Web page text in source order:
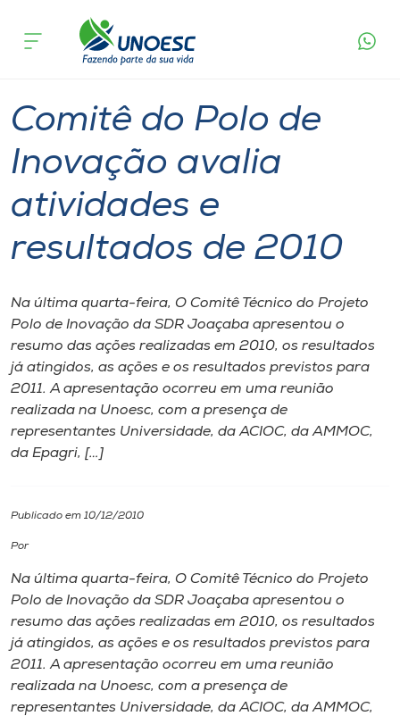
Cursos
Pesquisa
Atendimento ao Estudante
Portal de Ensino
A
Internacionalização
I.nova
Cultura
CPA
Biblioteca
Editora
acontece
Comitê do Polo de
Inovação avalia
atividades e
resultados de 2010
Na última quarta-feira, O Comitê Técnico do Projeto
Polo de Inovação da SDR Joaçaba apresentou o
resumo das ações realizadas em 2010, os resultados
já atingidos, as ações e os resultados previstos para
2011. A apresentação ocorreu em uma reunião
realizada na Unoesc, com a presença de
representantes Universidade, da ACIOC, da AMMOC,
da Epagri, […]
Publicado em 10/12/2010
Por
Na última quarta-feira, O Comitê Técnico do Projeto
Polo de Inovação da SDR Joaçaba apresentou o
resumo das ações realizadas em 2010, os resultados
já atingidos, as ações e os resultados previstos para
2011. A apresentação ocorreu em uma reunião
realizada na Unoesc, com a presença de
representantes Universidade, da ACIOC, da AMMOC,